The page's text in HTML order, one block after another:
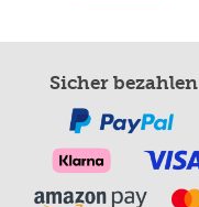
Sicher bezahlen